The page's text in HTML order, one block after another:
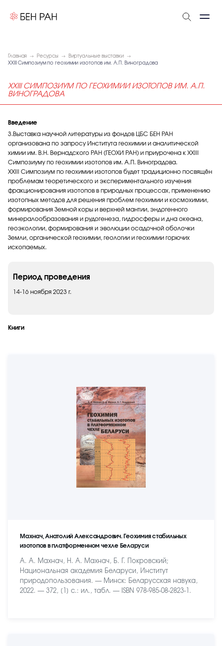
Главная Ресурсы
Виртуальные выставки
XXIII Симпозиум по геохимии изотопов им. А.П. Виноградова
XXIII СИМПОЗИУМ ПО ГЕОХИМИИ ИЗОТОПОВ ИМ. А.П.
ВИНОГРАДОВА
Введение
3.Выставка научной литературы из фондов ЦБС БЕН РАН
организована по запросу Института геохимии и аналитической
химии им. В.Н. Вернадского РАН (ГЕОХИ РАН) и приурочена к XXIII
Симпозиуму по геохимии изотопов им. А.П. Виноградова.
XXIII Симпозиум по геохимии изотопов будет традиционно посвящён
проблемам теоретического и экспериментального изучения
фракционирования изотопов в природных процессах, применению
изотопных методов для решения проблем геохимии и космохимии,
формирования Земной коры и верхней мантии, эндогенного
минералообразования и рудогенеза, гидросферы и дна океана,
геоэкологии, формирования и эволюции осадочной оболочки
Земли, органической геохимии, геологии и геохимии горючих
ископаемых.
Период проведения
14-16 ноября 2023 г.
Книги
Махнач, Анатолий Александрович. Геохимия стабильных
изотопов в платформенном чехле Беларуси
А. А. Махнач, Н. А. Махнач, Б. Г. Покровский;
Национальная академия Беларуси, Институт
природопользования. — Минск: Беларусская навука,
2022. — 372, [1] с.: ил., табл. — ISBN 978-985-08-2823-1.